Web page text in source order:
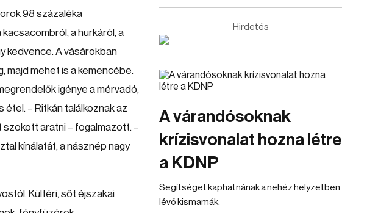
98 százaléka
a hurkáról, a
kedvence. A vásárokban
majd mehet is a kemencébe.
igénye a mérvadó,
– Ritkán találkoznak az
szokott aratni – fogalmazott. –
kínálatát, a násznép nagy
Kültéri, sőt éjszakai
Hirdetés
A várandósoknak
krízisvonalat hozna létre
a KDNP
Segítséget kaphatnának a nehéz helyzetben
lévő kismamák.